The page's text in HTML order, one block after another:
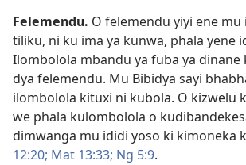
Felemendu. O felemendu yiyi ene
tiliku, ni ku ima ya kunwa, phala yene
Ilombolola mbandu ya fuba ya dinane
dya felemendu. Mu Bibidya sayi
ilombolola kituxi ni kubola. O kizwelu
we phala kulombolola o
dimwanga mu ididi yoso ki kimoneka
12:20; Mat 13:33; Ng 5:9.